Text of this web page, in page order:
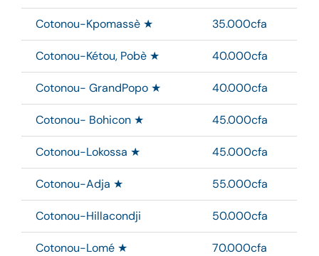
Cotonou-Kpomassè ★ 35.000cfa
Cotonou-Kétou, Pobè ★ 40.000cfa
Cotonou- GrandPopo ★ 40.000cfa
Cotonou- Bohicon ★ 45.000cfa
Cotonou-Lokossa ★ 45.000cfa
Cotonou-Adja ★ 55.000cfa
Cotonou-Hillacondji 50.000cfa
Cotonou-Lomé ★ 70.000cfa